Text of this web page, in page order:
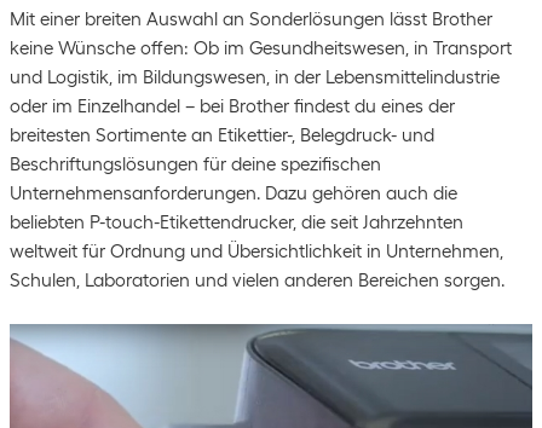
Mit einer breiten Auswahl an Sonderlösungen lässt Brother
keine Wünsche offen: Ob im Gesundheitswesen, in Transport
und Logistik, im Bildungswesen, in der Lebensmittelindustrie
oder im Einzelhandel – bei Brother findest du eines der
breitesten Sortimente an Etikettier-, Belegdruck- und
Beschriftungslösungen für deine spezifischen
Unternehmensanforderungen. Dazu gehören auch die
beliebten P-touch-Etikettendrucker, die seit Jahrzehnten
weltweit für Ordnung und Übersichtlichkeit in Unternehmen,
Schulen, Laboratorien und vielen anderen Bereichen sorgen.